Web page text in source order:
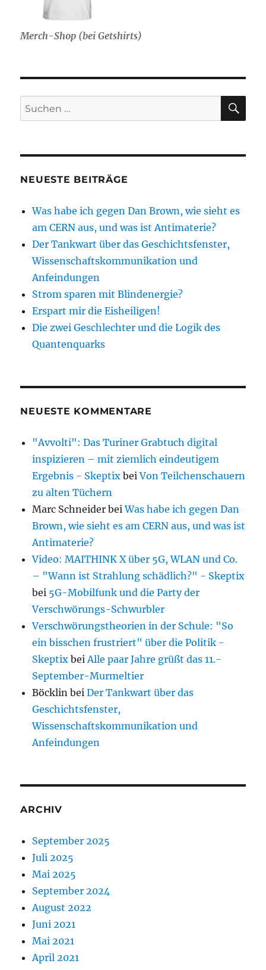
Merch-Shop (bei Getshirts)
Suche
nach:
NEUESTE BEITRÄGE
Was habe ich gegen Dan Brown, wie sieht es
am CERN aus, und was ist Antimaterie?
Der Tankwart über das Geschichtsfenster,
Wissenschaftskommunikation und
Anfeindungen
Strom sparen mit Blindenergie?
Erspart mir die Eisheiligen!
Die zwei Geschlechter und die Logik des
Quantenquarks
NEUESTE KOMMENTARE
"Avvolti": Das Turiner Grabtuch digital
inspizieren – mit ziemlich eindeutigem
Ergebnis - Skeptix beiVon Teilchenschauern
zu alten Tüchern
Marc Schneider beiWas habe ich gegen Dan
Brown, wie sieht es am CERN aus, und was ist
Antimaterie?
Video: MAITHINK X über 5G, WLAN und Co.
– "Wann ist Strahlung schädlich?" - Skeptix
bei 5G-Mobilfunk und die Party der
Verschwörungs-Schwurbler
Verschwörungstheorien in der Schule: "So
ein bisschen frustriert" über die Politik -
Skeptix beiAlle paar Jahre grüßt das 11.-
September-Murmeltier
Böcklin beiDer Tankwart über das
Geschichtsfenster,
Wissenschaftskommunikation und
Anfeindungen
ARCHIV
September 2025
Juli 2025
Mai 2025
September 2024
August 2022
Juni 2021
Mai 2021
April 2021